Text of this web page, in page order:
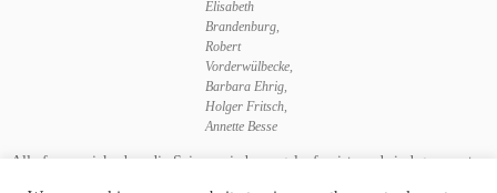
Elisabeth
Brandenburg,
Robert
Vorderwülbecke,
Barbara Ehrig,
Holger Fritsch,
Annette Besse
Alle freuen sich, dass die Saison wieder angelaufen ist, und sind gespannt